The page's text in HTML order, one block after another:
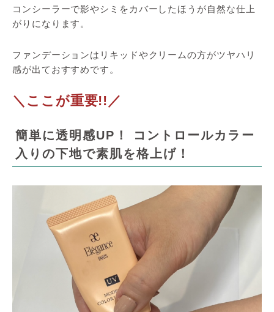
コンシーラーで影やシミをカバーしたほうが自然な仕上
がりになります。
ファンデーションはリキッドやクリームの方がツヤハリ
感が出ておすすめです。
＼ここが重要!!／
簡単に透明感UP！ コントロールカラー
入りの下地で素肌を格上げ！